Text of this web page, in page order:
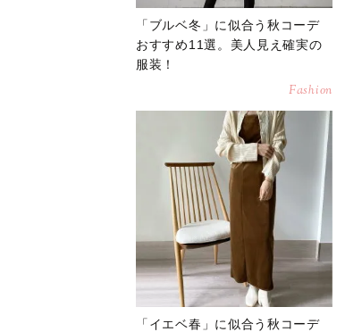
「ブルベ冬」に似合う秋コーデ
おすすめ11選。美人見え確実の
服装！
Fashion
「イエベ春」に似合う秋コーデ